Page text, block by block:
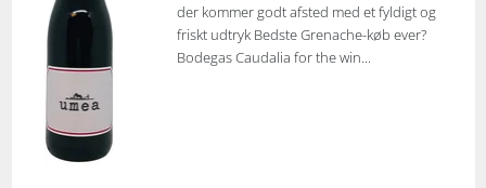
der kommer godt afsted med et fyldigt og
friskt udtryk Bedste Grenache-køb ever?
Bodegas Caudalia for the win...